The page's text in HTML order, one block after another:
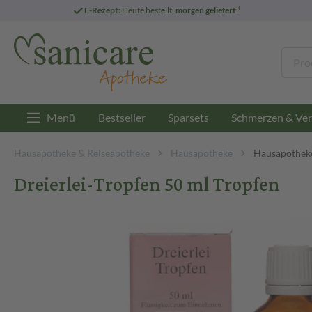
E-Rezept: Heute bestellt, morgen geliefert3
Menü Bestseller Sparsets Schmerzen &
Hausapotheke & Reiseapotheke Hausapotheke
Dreierlei-Tropfen 50 ml Tropfen